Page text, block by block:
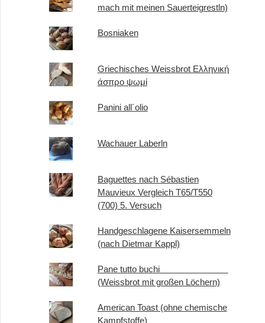
mach mit meinen Sauerteigrestln)
Bosniaken
Griechisches Weissbrot Ελληνική
άσπρο ψωμί
Panini all´olio
Wachauer Laberln
Baguettes nach Sébastien
Mauvieux Vergleich T65/T550
(700) 5. Versuch
Handgeschlagene Kaisersemmeln
(nach Dietmar Kappl)
Pane tutto buchi
(Weissbrot mit großen Löchern)
American Toast (ohne chemische
Kampfstoffe)